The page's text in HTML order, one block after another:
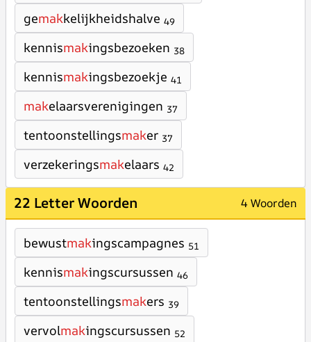
gemakkelijkheidshalve 49
kennismakingsbezoeken 38
kennismakingsbezoekje 41
makelaarsverenigingen 37
tentoonstellingsmaker 37
verzekeringsmakelaars 42
22 Letter Woorden 4 Woorden
bewustmakingscampagnes 51
kennismakingscursussen 46
tentoonstellingsmakers 39
vervolmakingscursussen 52